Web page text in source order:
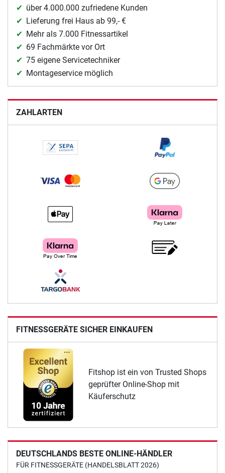
über 4.000.000 zufriedene Kunden
Lieferung frei Haus ab 99,- €
Mehr als 7.000 Fitnessartikel
69 Fachmärkte vor Ort
75 eigene Servicetechniker
Montageservice möglich
ZAHLARTEN
FITNESSGERÄTE SICHER EINKAUFEN
Fitshop ist ein von Trusted Shops
geprüfter Online-Shop mit
Käuferschutz
DEUTSCHLANDS BESTE ONLINE-HÄNDLER
FÜR FITNESSGERÄTE (HANDELSBLATT 2026)